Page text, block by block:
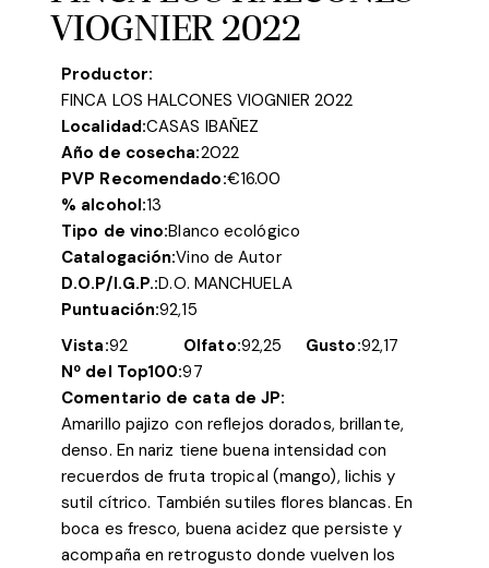
VIOGNIER 2022
Productor:
FINCA LOS HALCONES VIOGNIER 2022
Localidad:CASAS IBAÑEZ
Año de cosecha:2022
PVP Recomendado:€16.00
% alcohol:13
Tipo de vino:Blanco ecológico
Catalogación:Vino de Autor
D.O.P/I.G.P.:D.O. MANCHUELA
Puntuación:92,15
Vista:92 Olfato:92,25 Gusto:92,17
Nº del Top100:97
Comentario de cata de JP:
Amarillo pajizo con reflejos dorados, brillante,
denso. En nariz tiene buena intensidad con
recuerdos de fruta tropical (mango), lichis y
sutil cítrico. También sutiles flores blancas. En
boca es fresco, buena acidez que persiste y
acompaña en retrogusto donde vuelven los